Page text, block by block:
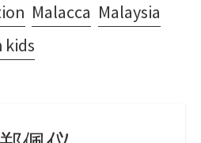
Malacca Malaysia
kids